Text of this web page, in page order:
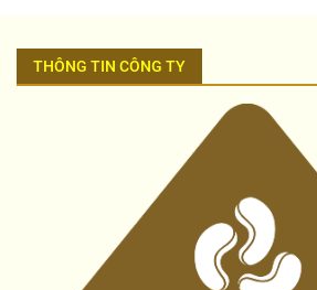
THÔNG TIN CÔNG TY